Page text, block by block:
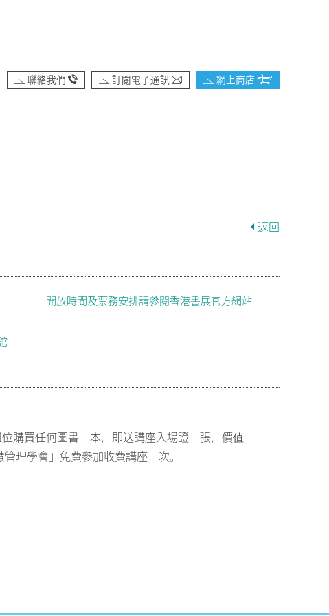
聯絡我們 訂閱電子通訊 網上商店
返回
開放時間及票務安排請參閱香港書展官方網站
購買任何圖書一本，即送講座入場證一張，價值
理學會」免費參加收費講座一次。